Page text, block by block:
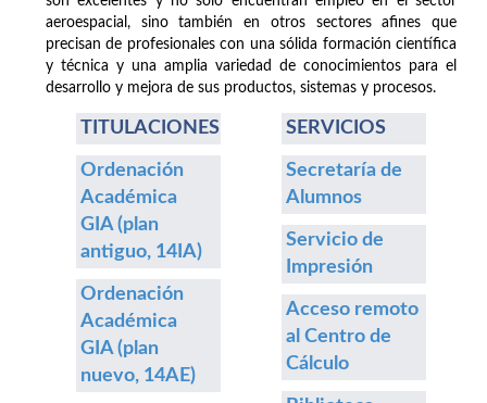
aeroespacial, sino también en otros sectores afines que
precisan de profesionales con una sólida formación científica
y técnica y una amplia variedad de conocimientos para el
desarrollo y mejora de sus productos, sistemas y procesos.
TITULACIONES
Ordenación
Académica
GIA (plan
antiguo, 14IA)
Ordenación
Académica
GIA (plan
nuevo, 14AE)
SERVICIOS
Secretaría de
Alumnos
Servicio de
Impresión
Acceso remoto
al Centro de
Cálculo